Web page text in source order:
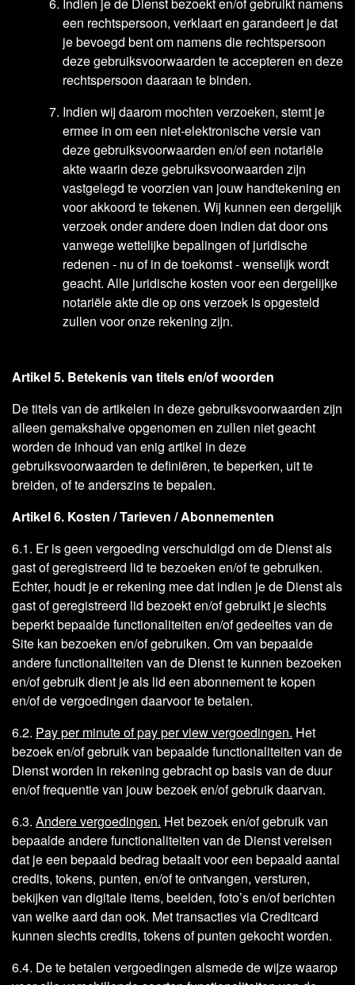
een rechtspersoon, verklaart en garandeert je dat
je bevoegd bent om namens die rechtspersoon
deze gebruiksvoorwaarden te accepteren en deze
rechtspersoon daaraan te binden.
Indien wij daarom mochten verzoeken, stemt je
ermee in om een niet-elektronische versie van
deze gebruiksvoorwaarden en/of een notariële
akte waarin deze gebruiksvoorwaarden zijn
vastgelegd te voorzien van jouw handtekening en
voor akkoord te tekenen. Wij kunnen een dergelijk
verzoek onder andere doen indien dat door ons
vanwege wettelijke bepalingen of juridische
redenen - nu of in de toekomst - wenselijk wordt
geacht. Alle juridische kosten voor een dergelijke
notariële akte die op ons verzoek is opgesteld
zullen voor onze rekening zijn.
Artikel 5. Betekenis van titels en/of woorden
De titels van de artikelen in deze gebruiksvoorwaarden zijn
alleen gemakshalve opgenomen en zullen niet geacht
worden de inhoud van enig artikel in deze
gebruiksvoorwaarden te definiëren, te beperken, uit te
breiden, of te anderszins te bepalen.
Artikel 6. Kosten / Tarieven / Abonnementen
6.1. Er is geen vergoeding verschuldigd om de Dienst als
gast of geregistreerd lid te bezoeken en/of te gebruiken.
Echter, houdt je er rekening mee dat indien je de Dienst als
gast of geregistreerd lid bezoekt en/of gebruikt je slechts
beperkt bepaalde functionaliteiten en/of gedeeltes van de
Site kan bezoeken en/of gebruiken. Om van bepaalde
andere functionaliteiten van de Dienst te kunnen bezoeken
en/of gebruik dient je als lid een abonnement te kopen
en/of de vergoedingen daarvoor te betalen.
6.2. Pay per minute of pay per view vergoedingen. Het
bezoek en/of gebruik van bepaalde functionaliteiten van de
Dienst worden in rekening gebracht op basis van de duur
en/of frequentie van jouw bezoek en/of gebruik daarvan.
6.3. Andere vergoedingen. Het bezoek en/of gebruik van
bepaalde andere functionaliteiten van de Dienst vereisen
dat je een bepaald bedrag betaalt voor een bepaald aantal
credits, tokens, punten, en/of te ontvangen, versturen,
bekijken van digitale items, beelden, foto’s en/of berichten
van welke aard dan ook. Met transacties via Creditcard
kunnen slechts credits, tokens of punten gekocht worden.
6.4. De te betalen vergoedingen alsmede de wijze waarop